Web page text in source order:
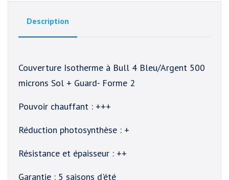
Description
Couverture Isotherme à Bull 4 Bleu/Argent 500
microns Sol + Guard- Forme 2
Pouvoir chauffant : +++
Réduction photosynthèse : +
Résistance et épaisseur : ++
Garantie : 5 saisons d'été